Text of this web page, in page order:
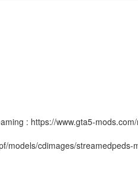
: https://www.gta5-
models/cdimages/streamedpeds-